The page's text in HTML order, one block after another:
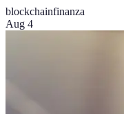
blockchainfinanza
Aug 4